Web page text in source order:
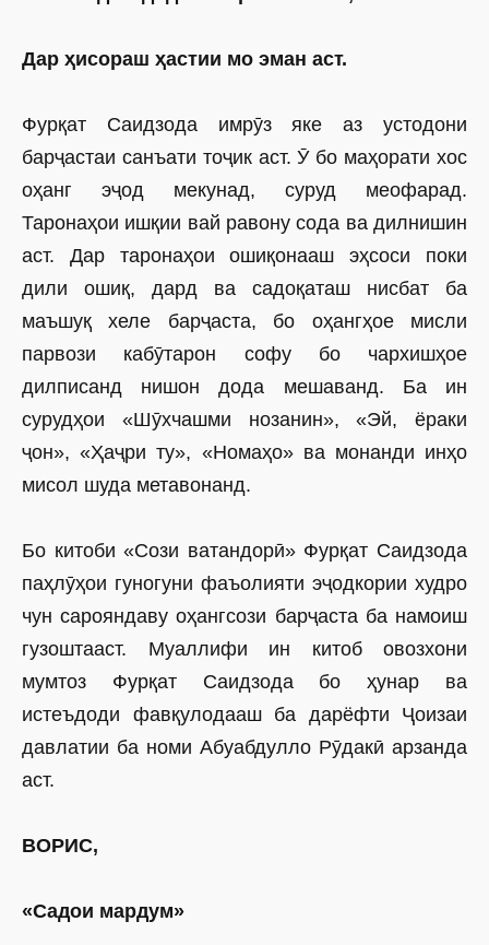
Дар ҳисораш ҳастии мо эман аст.
Фурқат Саидзода имрӯз яке аз устодони
барҷастаи санъати тоҷик аст. Ӯ бо маҳорати хос
оҳанг эҷод мекунад, суруд меофарад.
Таронаҳои ишқии вай равону сода ва дилнишин
аст. Дар таронаҳои ошиқонааш эҳсоси поки
дили ошиқ, дард ва садоқаташ нисбат ба
маъшуқ хеле барҷаста, бо оҳангҳое мисли
парвози кабӯтарон софу бо чархишҳое
дилписанд нишон дода мешаванд. Ба ин
сурудҳои «Шӯхчашми нозанин», «Эй, ёраки
ҷон», «Ҳаҷри ту», «Номаҳо» ва монанди инҳо
мисол шуда метавонанд.
Бо китоби «Сози ватандорӣ» Фурқат Саидзода
паҳлӯҳои гуногуни фаъолияти эҷодкории худро
чун сарояндаву оҳангсози барҷаста ба намоиш
гузоштааст. Муаллифи ин китоб овозхони
мумтоз Фурқат Саидзода бо ҳунар ва
истеъдоди фавқулодааш ба дарёфти Ҷоизаи
давлатии ба номи Абуабдулло Рӯдакӣ арзанда
аст.
ВОРИС,
«Садои мардум»